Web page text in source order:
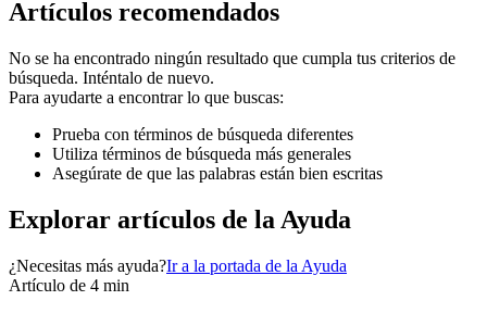
Artículos recomendados
No se ha encontrado ningún resultado que cumpla tus criterios de
búsqueda. Inténtalo de nuevo.
Para ayudarte a encontrar lo que buscas:
Prueba con términos de búsqueda diferentes
Utiliza términos de búsqueda más generales
Asegúrate de que las palabras están bien escritas
Explorar artículos de la Ayuda
¿Necesitas más ayuda?Ir a la portada de la Ayuda
Artículo de 4 min